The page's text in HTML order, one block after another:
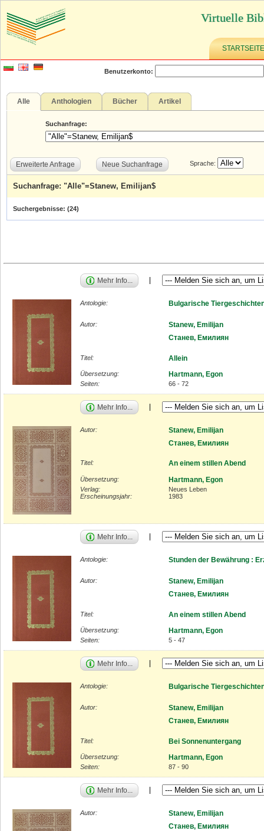
Virtuelle
STARTSEITE
Benutzerkonto:
Alle Anthologien Bücher Artikel
Suchanfrage:
Erweiterte Anfrage Neue Suchanfrage Sprache:
Suchanfrage: "Alle"=Stanew, Emilijan$
Suchergebnisse: (24)
Mehr Info...
Antologie: Bulgarische
Autor:
Stanew, Emilijan
Станев, Емилиян
Titel: Allein
Übersetzung: Hartmann, Egon
Seiten: 66 - 72
Mehr Info...
Autor:
Stanew, Emilijan
Станев, Емилиян
Titel: An einem stillen Abend
Übersetzung: Hartmann, Egon
Verlag:
Neues Leben
Erscheinungsjahr:
1983
Mehr Info...
Antologie: Stunden der Bewährung :
Autor:
Stanew, Emilijan
Станев, Емилиян
Titel: An einem stillen Abend
Übersetzung: Hartmann, Egon
Seiten: 5 - 47
Mehr Info...
Antologie: Bulgarische
Autor:
Stanew, Emilijan
Станев, Емилиян
Titel: Bei Sonnenuntergang
Übersetzung: Hartmann, Egon
Seiten: 87 - 90
Mehr Info...
Autor:
Stanew, Emilijan
Станев, Емилиян